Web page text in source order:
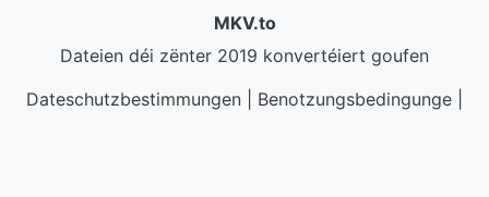
MKV.to
Dateien déi zënter 2019 konvertéiert goufen
Dateschutzbestimmungen
Benotzungsbedingunge